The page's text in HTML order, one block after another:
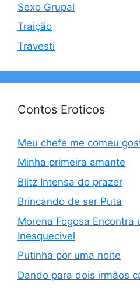
Sexo Grupal
Traição
Travesti
Contos Eroticos
Meu chefe me comeu
Minha primeira amante
Blitz Intensa do prazer
Brincando de ser Puta
Morena Fogosa Encontra
Inesquecivel
Putinha por uma noite
Dando para dois irmãos